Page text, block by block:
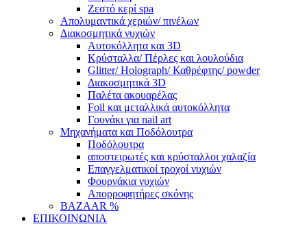
Ζεστό κερί spa
Απολυμαντικά χεριών/ πινέλων
Διακοσμητικά νυχιών
Αυτοκόλλητα και 3D
Κρύσταλλα/ Πέρλες και λουλούδια
Glitter/ Holograph/ Καθρέφτης/ powder
Διακοσμητικά 3D
Παλέτα ακουαρέλας
Foil και μεταλλικά αυτοκόλλητα
Γουνάκι για nail art
Μηχανήματα και Ποδόλουτρα
Ποδόλουτρα
αποστειρωτές και κρύσταλλοι χαλαζία
Επαγγελματικοί τροχοί νυχιών
Φουρνάκια νυχιών
Απορροφητήρες σκόνης
BAZAAR %
ΕΠΙΚΟΙΝΩΝΙΑ